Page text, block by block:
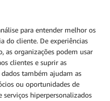
para entender melhor os
do cliente. De experiências
as organizações podem usar
clientes e suprir as
também ajudam as
ou oportunidades de
serviços hiperpersonalizados